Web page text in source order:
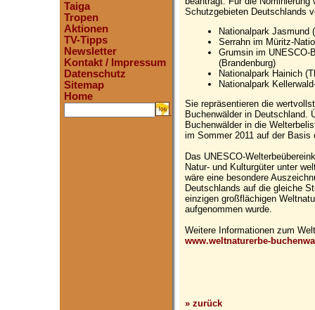
Taiga
Tropen
Aktionen
TV-Tipps
Newsletter
Kontakt / Impressum
Datenschutz
Sitemap
Home
.
Schutzgebieten Deutschlands
Nationalpark Jasmund
Serrahn im Müritz-
Grumsin im UNESCO-
(Brandenburg)
Nationalpark Hainich
Nationalpark
Sie repräsentieren die
Buchenwälder in Deutschland.
Buchenwälder in die
im Sommer 2011 auf der Basis
Das UNESCO-
Natur- und Kulturgüter unter
wäre eine besondere
Deutschlands auf die gleiche
einzigen großflächigen
aufgenommen wurde.
Weitere Informationen zum
www.weltnaturerbe-
» zurück